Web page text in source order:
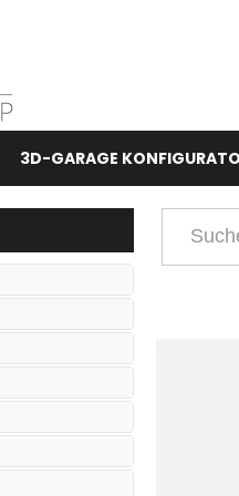
3D-GARAGE
109
101
7
26
89
59